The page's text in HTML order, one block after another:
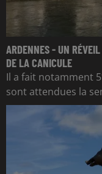
ARDENNES - UN
DE LA CANICULE
Il a fait notamment
sont attendues la